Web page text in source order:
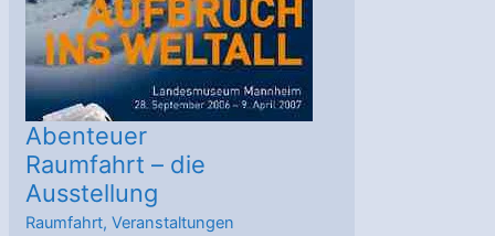
Abenteuer
Raumfahrt – die
Ausstellung
Raumfahrt,Veranstaltungen